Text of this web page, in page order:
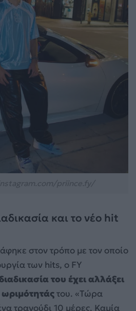
και το νέο hit
στον τρόπο με τον οποίο
των hits, ο FY
του έχει αλλάξει
του. «Τώρα
τραγούδι 10 μέρες. Καμία